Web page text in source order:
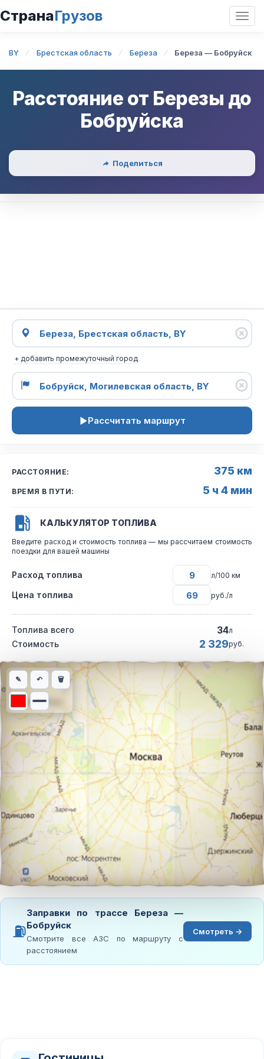
СтранаГрузов
BY Брестская область Береза Береза — Бобруйск
Расстояние от Березы до
Бобруйска
Поделиться
+ добавить промежуточный город
Рассчитать маршрут
РАССТОЯНИЕ: 375 км
ВРЕМЯ В ПУТИ: 5 ч 4 мин
КАЛЬКУЛЯТОР ТОПЛИВА
Введите расход и стоимость топлива — мы рассчитаем стоимость
поездки для вашей машины
Расход топлива л/100 км
Цена топлива руб./л
Топлива всего 34л
Стоимость 2 329руб.
Интерактивная карта автомобильного маршрута из города
✎ ↶ 🗑
⛽
Заправки по трассе Береза —
Бобруйск
Смотрите все АЗС по маршруту с
расстоянием
Смотреть →